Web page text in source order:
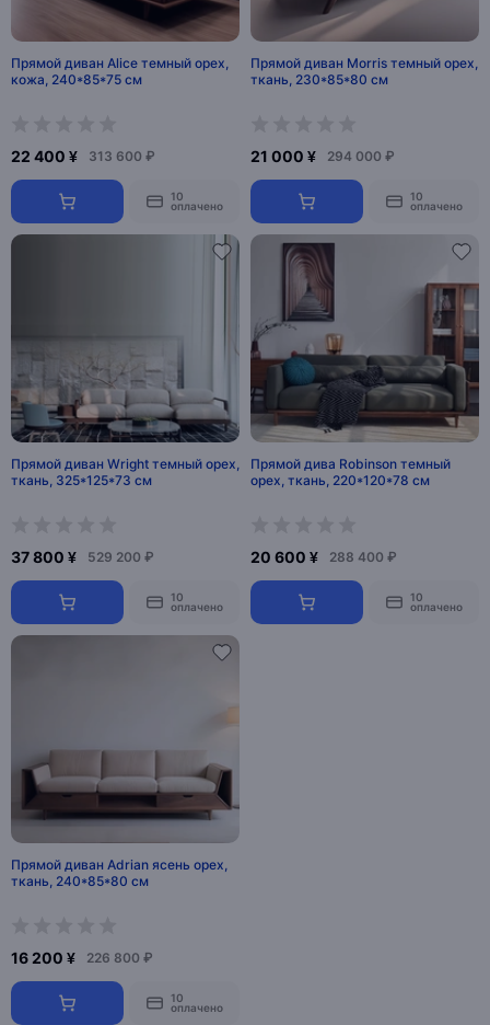
Прямой диван Alice темный орех,
кожа, 240*85*75 см
22 400 ¥ 313 600 ₽
10
оплачено
Прямой диван Morris темный орех,
ткань, 230*85*80 см
21 000 ¥ 294 000 ₽
10
оплачено
Прямой диван Wright темный орех,
ткань, 325*125*73 см
37 800 ¥ 529 200 ₽
10
оплачено
Прямой дива Robinson темный
орех, ткань, 220*120*78 см
20 600 ¥ 288 400 ₽
10
оплачено
Прямой диван Adrian ясень орех,
ткань, 240*85*80 см
16 200 ¥ 226 800 ₽
10
оплачено